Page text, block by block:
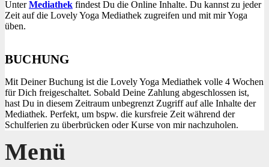
UnterMediathek findest Du die Online Inhalte. Du kannst zu jeder
Zeit auf die Lovely Yoga Mediathek zugreifen und mit mir Yoga
üben.
BUCHUNG
Mit Deiner Buchung ist die Lovely Yoga Mediathek volle 4 Wochen
für Dich freigeschaltet. Sobald Deine Zahlung abgeschlossen ist,
hast Du in diesem Zeitraum unbegrenzt Zugriff auf alle Inhalte der
Mediathek. Perfekt, um bspw. die kursfreie Zeit während der
Schulferien zu überbrücken oder Kurse von mir nachzuholen.
Menü